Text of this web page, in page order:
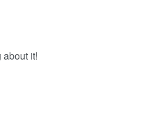
about it!